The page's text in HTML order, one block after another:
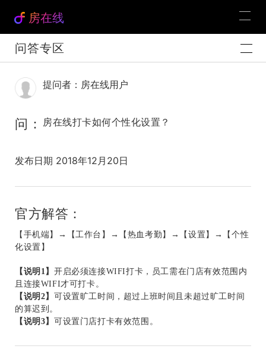
房在线
问答专区
提问者：房在线用户
问： 房在线打卡如何个性化设置？
发布日期 2018年12月20日
官方解答：
【手机端】
→【工作台】→【热血考勤】→【设置】→【个性
化设置】
【说明 1】开启必须连接WIFI打卡 ，员工需在门店有效范围内
且连接WIFI才可打卡。
【说明 2】可设置旷工时间，超过上班时间且未超过旷工时间
的算迟到。
【说明 3】可设置门店打卡有效范围。